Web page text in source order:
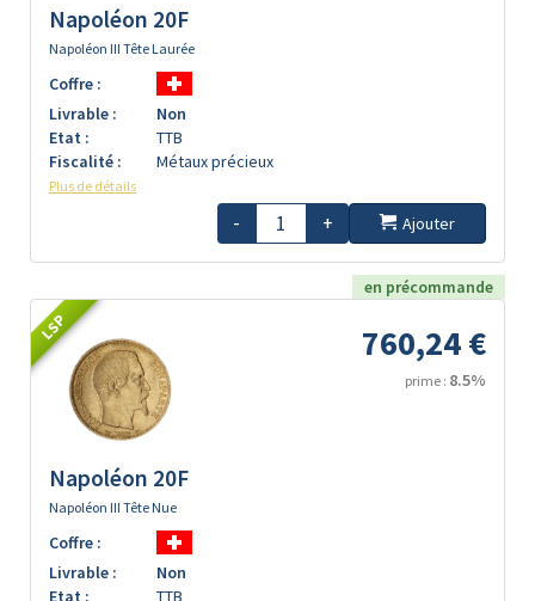
Napoléon 20F
Napoléon III Tête Laurée
Coffre :
Livrable :
Non
Etat :
TTB
Fiscalité :
Métaux précieux
Plus de détails
- + Ajouter
en précommande
LSP 760,24 €
prime : 8.5%
Napoléon 20F
Napoléon III Tête Nue
Coffre :
Livrable :
Non
Etat :
TTB